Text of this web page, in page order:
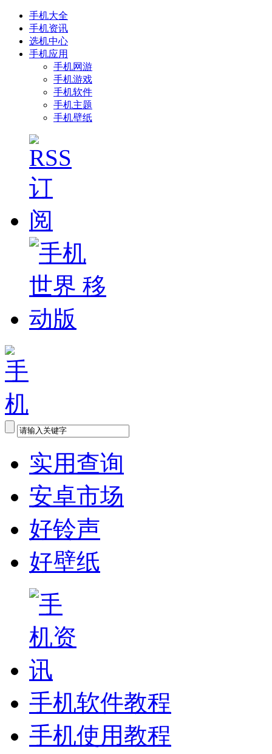
手机大全
手机资讯
选机中心
手机应用
手机网游
手机游戏
手机软件
手机主题
手机壁纸
实用查询
安卓市场
好铃声
好壁纸
手机软件教程
手机使用教程